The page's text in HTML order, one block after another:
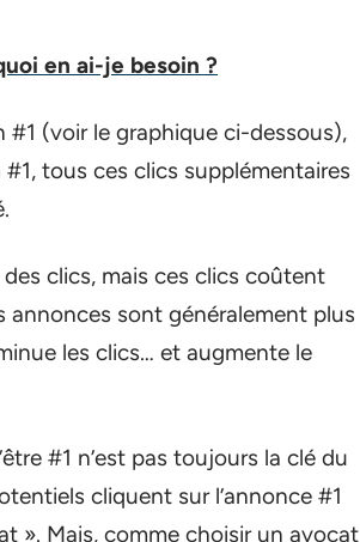
en ai-je besoin ?
#1 (voir le graphique ci-dessous),
tous ces clics supplémentaires
clics, mais ces clics coûtent
annonces sont généralement plus
les clics… et augmente le
#1 n’est pas toujours la clé du
cliquent sur l’annonce #1
». Mais, comme choisir un avocat